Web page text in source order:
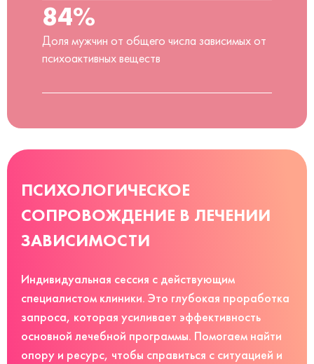
84%
Доля мужчин от общего числа зависимых от
психоактивных веществ
ПСИХОЛОГИЧЕСКОЕ
СОПРОВОЖДЕНИЕ В ЛЕЧЕНИИ
ЗАВИСИМОСТИ
Индивидуальная сессия с действующим
специалистом клиники. Это глубокая проработка
запроса, которая усиливает эффективность
основной лечебной программы. Помогаем найти
опору и ресурс, чтобы справиться с ситуацией и